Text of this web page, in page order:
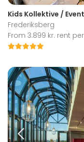
Kids Kollektive /
Frederiksberg
From 3.899 kr. rent